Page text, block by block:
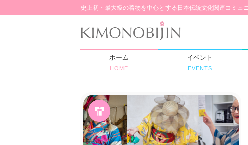
史上初・最大級の着物を中心とする日本伝統文化関連コミュ
ホーム
HOME
イベント
EVENTS